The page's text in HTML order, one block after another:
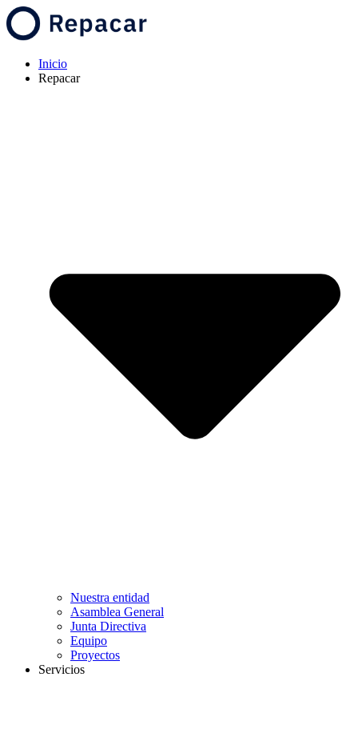
Inicio
Repacar
Nuestra entidad
Asamblea General
Junta Directiva
Equipo
Proyectos
Servicios